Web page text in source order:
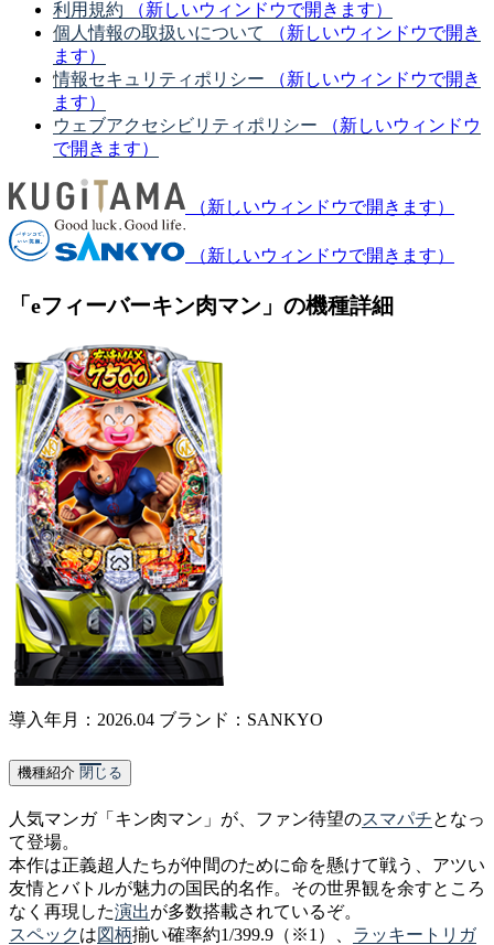
利用規約
（新しいウィンドウで開きます）
個人情報の取扱いについて
（新しいウィンドウで開き
ます）
情報セキュリティポリシー
（新しいウィンドウで開き
ます）
ウェブアクセシビリティポリシー
（新しいウィンドウ
で開きます）
（新しいウィンドウで開きます）
（新しいウィンドウで開きます）
「eフィーバーキン肉マン」の機種詳細
導入年月：2026.04 ブランド：SANKYO
機種紹介 閉じる
人気マンガ「キン肉マン」が、ファン待望のスマパチとなっ
て登場。
本作は正義超人たちが仲間のために命を懸けて戦う、アツい
友情とバトルが魅力の国民的名作。その世界観を余すところ
なく再現した演出が多数搭載されているぞ。
スペックは図柄揃い確率約1/399.9（※1）、 ラッキートリガ